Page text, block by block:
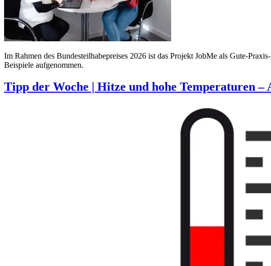
Im Rahmen des Bundesteilhabepreises 2026 ist das Projekt JobMe als Gute-
Beispiele aufgenommen.
Tipp der Woche | Hitze und hohe Temperaturen –